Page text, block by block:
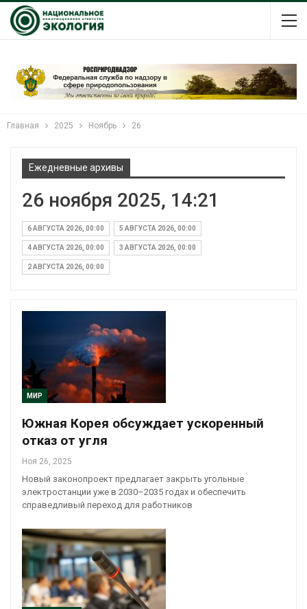
Главная 2025 Ноябрь 26
Ежедневные архивы
26 ноября 2025, 14:21
6 АВГУСТА 2026, 00:00 5 АВГУСТА 2026, 00:00
4 АВГУСТА 2026, 00:00 3 АВГУСТА 2026, 00:00
2 АВГУСТА 2026, 00:00
МИР
Южная Корея обсуждает ускоренный
отказ от угля
Ноя 26, 2025
Новый законопроект предлагает закрыть угольные
электростанции уже в 2030–2035 годах и обеспечить
справедливый переход для работников